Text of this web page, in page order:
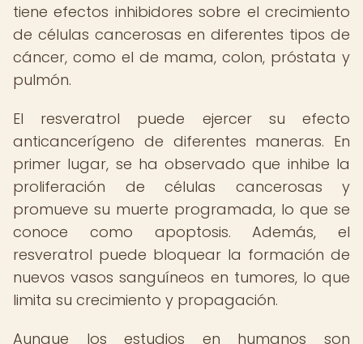
tiene efectos inhibidores sobre el crecimiento
de células cancerosas en diferentes tipos de
cáncer, como el de mama, colon, próstata y
pulmón.
El resveratrol puede ejercer su efecto
anticancerígeno de diferentes maneras. En
primer lugar, se ha observado que inhibe la
proliferación de células cancerosas y
promueve su muerte programada, lo que se
conoce como apoptosis. Además, el
resveratrol puede bloquear la formación de
nuevos vasos sanguíneos en tumores, lo que
limita su crecimiento y propagación.
Aunque los estudios en humanos son